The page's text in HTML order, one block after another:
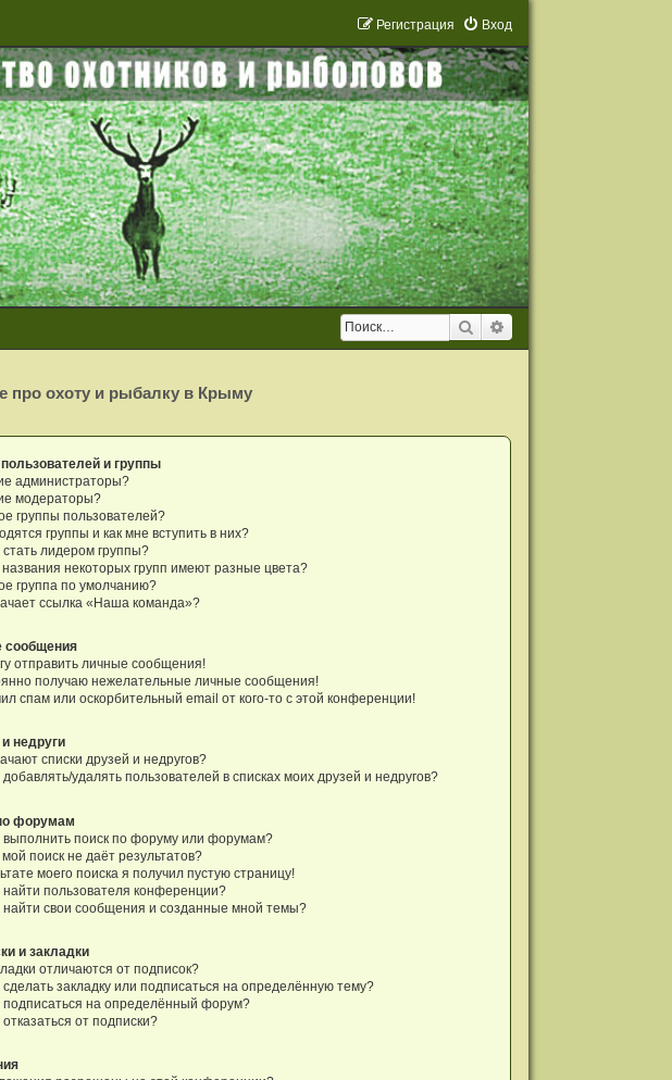
Вход
Регистрация
Поиск
про охоту и рыбалку в Крыму
и группы
администраторы?
модераторы?
группы пользователей?
группы и как мне вступить в них?
стать лидером группы?
некоторых групп имеют разные цвета?
группа по умолчанию?
ссылка «Наша команда»?
сообщения
отправить личные сообщения!
получаю нежелательные личные сообщения!
спам или оскорбительный email от кого-то с этой конференции!
недруги
списки друзей и недругов?
добавлять/удалять пользователей в списках моих друзей и недругов?
форумам
выполнить поиск по форуму или форумам?
поиск не даёт результатов?
моего поиска я получил пустую страницу!
найти пользователя конференции?
найти свои сообщения и созданные мной темы?
и закладки
отличаются от подписок?
сделать закладку или подписаться на определённую тему?
подписаться на определённый форум?
от подписки?